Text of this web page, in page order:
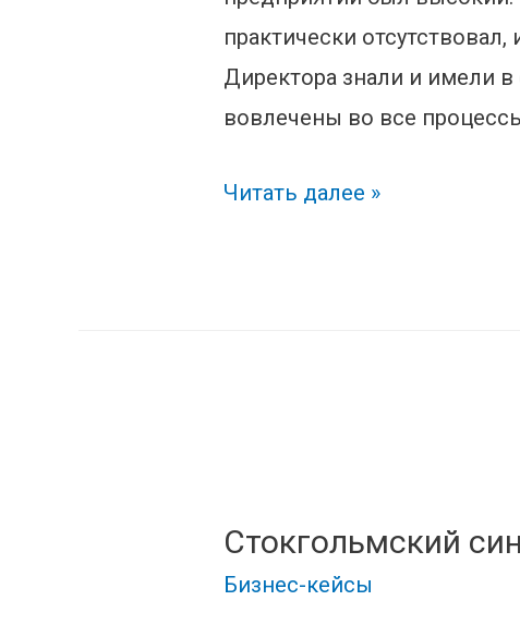
практически
Директора знали и имели
вовлечены во все
Лучше
Читать далее »
Стокгольмский
Бизнес-кейсы